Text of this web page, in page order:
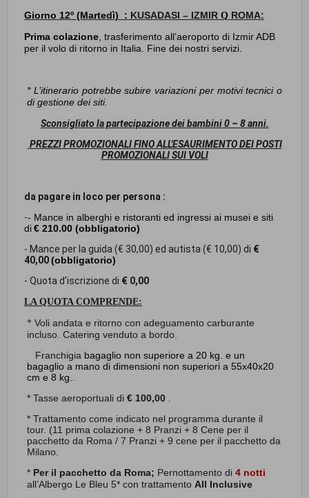
Giorno 12º (Martedì) : KUSADASI – IZMIR Q ROMA:
Prima colazione , trasferimento all’aeroporto di Izmir ADB
per il volo di ritorno in Italia. Fine dei nostri servizi.
* L’itinerario potrebbe subire variazioni per motivi tecnici o
di gestione dei siti.
Sconsigliato la partecipazione dei bambini 0 – 8 anni.
PREZZI PROMOZIONALI FINO ALL'ESAURIMENTO DEI POSTI
PROMOZIONALI SUI VOLI
da pagare in loco per persona :
-- Mance in alberghi e ristoranti ed ingressi ai musei e siti
di€ 210.00 (obbligatorio)
- Mance per la guida (€ 30,00) ed autista (€ 10,00) di €
40,00(obbligatorio)
- Quota d'iscrizione di € 0,00
LA QUOTA COMPRENDE:
* Voli andata e ritorno con adeguamento carburante
incluso. Catering venduto a bordo.
Franchigia bagaglio non superiore a 20 kg. e un
bagaglio a mano di dimensioni non superiori a 55x40x20
cm e 8 kg.
* Tasse aeroportuali di € 100,00
* Trattamento come indicato nel programma durante il
tour. (11 prima colazione + 8 Pranzi + 8 Cene per il
pacchetto da Roma / 7 Pranzi + 9 cene per il pacchetto da
Milano.
* Per il pacchetto da Roma; Pernottamento di 4 notti
all’Albergo Le Bleu 5* con trattamento All Inclusive